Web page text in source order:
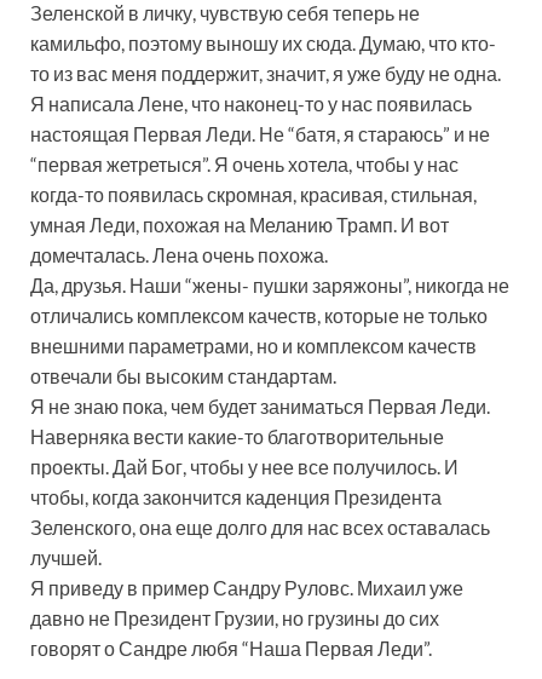
Зеленской в личку, чувствую себя теперь не
камильфо, поэтому выношу их сюда. Думаю, что кто-
то из вас меня поддержит, значит, я уже буду не одна.
Я написала Лене, что наконец-то у нас появилась
настоящая Первая Леди. Не “батя, я стараюсь” и не
“первая жетретыся”. Я очень хотела, чтобы у нас
когда-то появилась скромная, красивая, стильная,
умная Леди, похожая на Меланию Трамп. И вот
домечталась. Лена очень похожа.
Да, друзья. Наши “жены- пушки заряжоны”, никогда не
отличались комплексом качеств, которые не только
внешними параметрами, но и комплексом качеств
отвечали бы высоким стандартам.
Я не знаю пока, чем будет заниматься Первая Леди.
Наверняка вести какие-то благотворительные
проекты. Дай Бог, чтобы у нее все получилось. И
чтобы, когда закончится каденция Президента
Зеленского, она еще долго для нас всех оставалась
лучшей.
Я приведу в пример Сандру Руловс. Михаил уже
давно не Президент Грузии, но грузины до сих
говорят о Сандре любя “Наша Первая Леди”.